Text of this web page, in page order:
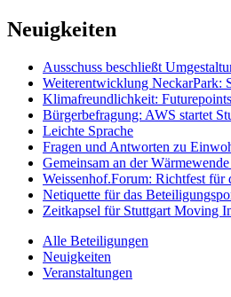
Neuigkeiten
Ausschuss beschließt
Weiterentwicklung NeckarPark:
Klimafreundlichkeit:
Bürgerbefragung: AWS startet
Leichte Sprache
Fragen und Antworten zu
Gemeinsam an der
Weissenhof.Forum: Richtfest für
Netiquette für das
Zeitkapsel für Stuttgart Moving
Alle Beteiligungen
Neuigkeiten
Veranstaltungen